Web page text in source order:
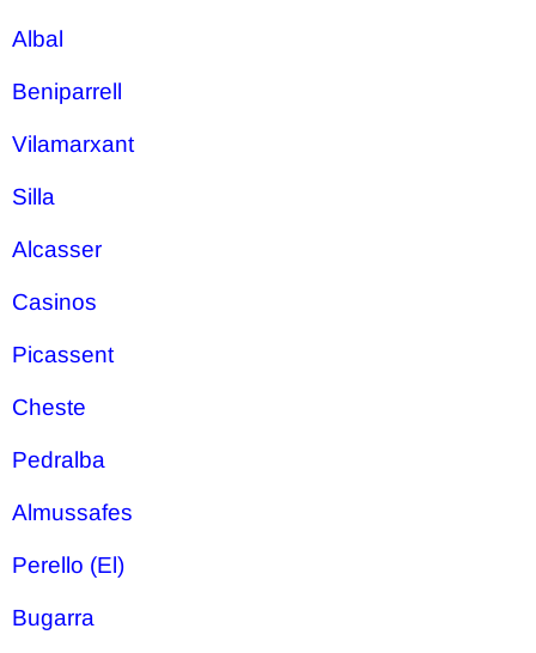
Albal
Beniparrell
Vilamarxant
Silla
Alcasser
Casinos
Picassent
Cheste
Pedralba
Almussafes
Perello (El)
Bugarra